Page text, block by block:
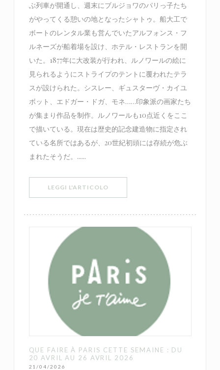
ぶ列車が開通し、週末にブルジョワのパリっ子たち
がやってくる憩いの地となったシャトゥ。船大工で
ボートのレンタル業も営んでいたアルフォンス・フ
ルネーズが船着場を設け、ホテル・レストランを開
いた。1877年に大改装が行われ、ルノワールの絵に
見られるようにストライプのテントに覆われたテラ
スが設けられた。シスレー、ギュスターヴ・カイユ
ボット、エドガー・ドガ、モネ……印象派の画家たち
が集まり作品を制作。ルノワールも10点近くをここ
で描いている。現在は歴史的記念建造物に指定され
ている名所ではあるが、20世紀初頭には存続が危ぶ
まれたそうだ。......
LEGGI L'ARTICOLO((APRE UNA NUOVA FINESTRA))
QUE FAIRE À PARIS CETTE SEMAINE : DU
20 AVRIL AU 26 AVRIL 2026
21/04/2026